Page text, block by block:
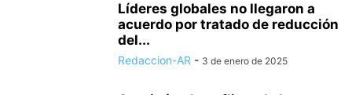
Líderes globales no llegaron a
acuerdo por tratado de reducción
del...
Redaccion-AR - 3 de enero de 2025